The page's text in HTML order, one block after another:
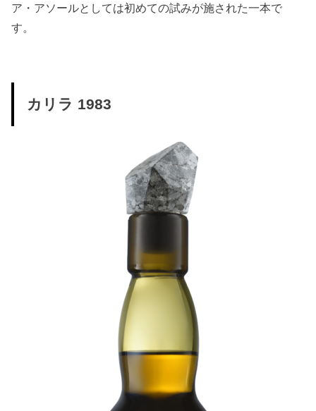
ア・アソールとしては初めての試みが施された一本で
す。
カリラ 1983